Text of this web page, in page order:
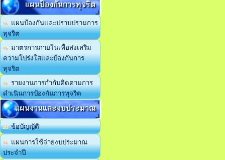
แผนป้องกันการทุจริต
แผนป้องกันและปราบปรามการ
ทุจริต
มาตรการภายในเพื่อส่งเสริม
ความโปร่งใสและป้องกันการ
ทุจริต
รายงานการกำกับติดตามการ
ดำเนินการป้องกันการทุจริต
แผนงานและงบประมาณ
ข้อบัญญัติ
แผนการใช้จ่ายงบประมาณ
ประจำปี